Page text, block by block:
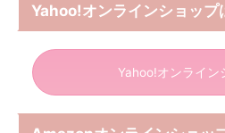
Yahoo!オンラインショッ
Yahoo!オンライン